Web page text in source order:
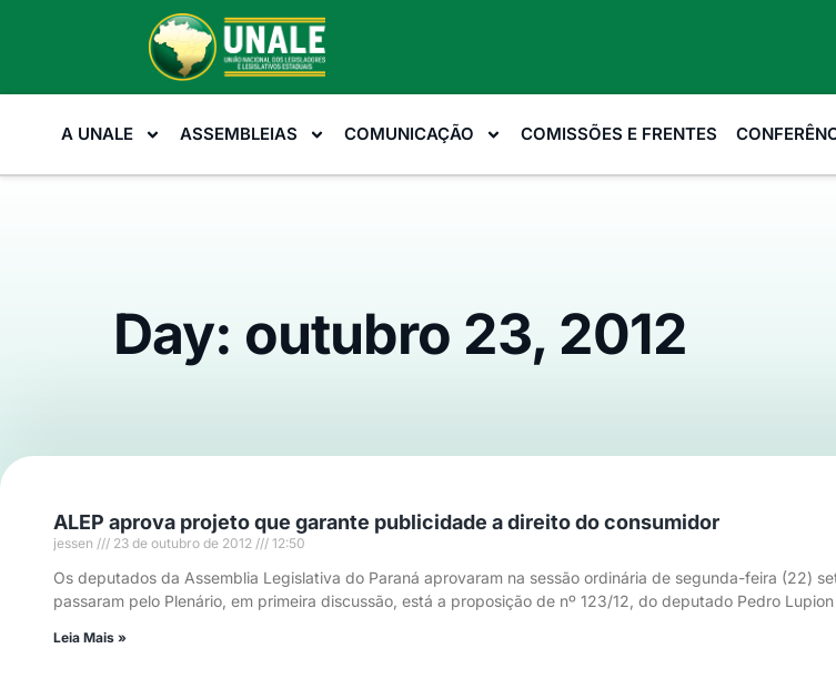
A UNALE ASSEMBLEIAS COMUNICAÇÃO COMISSÕES E FRENTES
Day: outubro 23, 2012
ALEP aprova projeto que garante publicidade a direito do consumidor
jessen 23 de outubro de 2012 12:50
Os deputados da Assemblia Legislativa do Paraná aprovaram na sessão ordinária de segunda-feira (22)
passaram pelo Plenário, em primeira discussão, está a proposição de nº 123/12, do deputado Pedro
Leia Mais »